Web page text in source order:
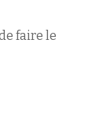
faire le